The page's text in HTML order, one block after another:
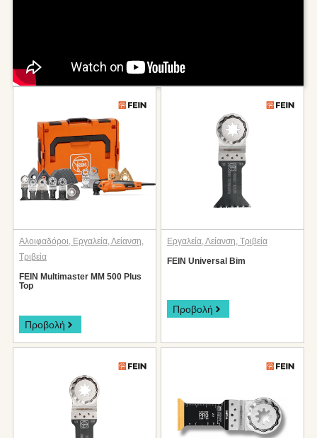
Αλοιφαδόροι Εργαλεία, Λείανση
Τριβεία
FEIN Multimaster MM 500 Plus
Top
Προβολή
Εργαλεία Λείανση Τριβεία
FEIN Universal Bim
Προβολή